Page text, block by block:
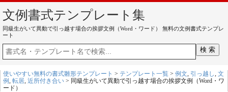
文例書式テンプレート集
同級生がいて異動で引っ越す場合の挨拶文例（Word・ワード） 無料の文例書式テンプレ
ート
使いやすい無料の書式雛形テンプレート > テンプレート一覧 > 例文, 引っ越し, 文
例, 転居, 近所付き合い > 同級生がいて異動で引っ越す場合の挨拶文例（Word・ワ
ード）